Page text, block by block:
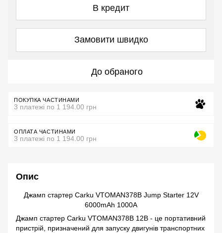
В кредит
Замовити швидко
До обраного
ПОКУПКА ЧАСТИНАМИ
3 платежі по 1 194.00 грн
ОПЛАТА ЧАСТИНАМИ
3 платежі по 1 194.00 грн
Опис
Джамп стартер Carku VTOMAN378B Jump Starter 12V
6000mAh 1000A
Джамп стартер Carku VTOMAN378B 12В - це портативний
пристрій, призначений для запуску двигунів транспортних